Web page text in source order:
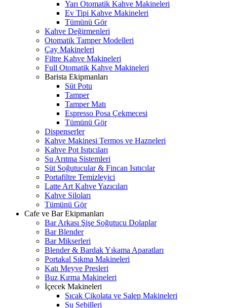
Yarı Otomatik Kahve Makineleri
Ev Tipi Kahve Makineleri
Tümünü Gör
Kahve Değirmenleri
Otomatik Tamper Modelleri
Çay Makineleri
Filtre Kahve Makineleri
Full Otomatik Kahve Makineleri
Barista Ekipmanları
Süt Potu
Tamper
Tamper Matı
Espresso Posa Çekmecesi
Tümünü Gör
Dispenserler
Kahve Makinesi Termos ve Hazneleri
Kahve Pot Isıtıcıları
Su Arıtma Sistemleri
Süt Soğutucular & Fincan Isıtıcılar
Portafiltre Temizleyici
Latte Art Kahve Yazıcıları
Kahve Siloları
Tümünü Gör
Cafe ve Bar Ekipmanları
Bar Arkası Şişe Soğutucu Dolaplar
Bar Blender
Bar Mikserleri
Blender & Bardak Yıkama Aparatları
Portakal Sıkma Makineleri
Katı Meyve Presleri
Buz Kırma Makineleri
İçecek Makineleri
Sıcak Çikolata ve Salep Makineleri
Su Sebilleri